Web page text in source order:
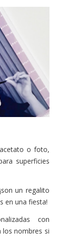
o foto,
superficies
un regalito
en una fiesta!
con
los nombres si